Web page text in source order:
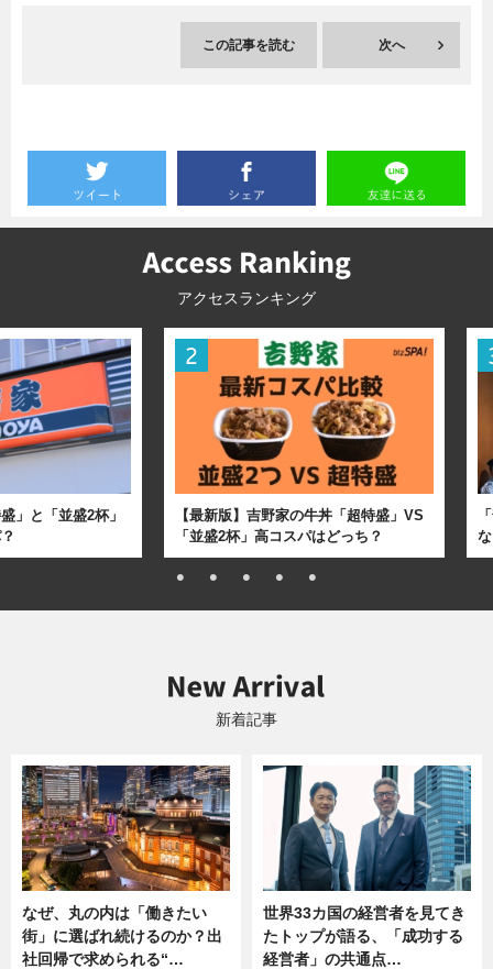
この記事を読む 次へ
アクセスランキング
」と「並盛2杯」
【最新版】吉野家の牛丼「超特盛」VS
「並盛2杯」高コスパはどっち？
新着記事
なぜ、丸の内は「働きたい
街」に選ばれ続けるのか？出
社回帰で求められる“…
世界33カ国の経営者を見てき
たトップが語る、「成功する
経営者」の共通点…